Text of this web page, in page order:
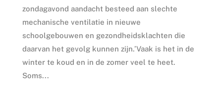
zondagavond aandacht besteed aan slechte
mechanische ventilatie in nieuwe
schoolgebouwen en gezondheidsklachten die
daarvan het gevolg kunnen zijn.’Vaak is het in de
winter te koud en in de zomer veel te heet.
Soms...